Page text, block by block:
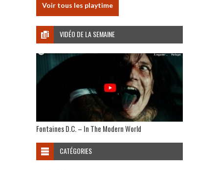
Voir tous les playtime
VIDÉO DE LA SEMAINE
Fontaines D.C. – In The Modern World
CATÉGORIES